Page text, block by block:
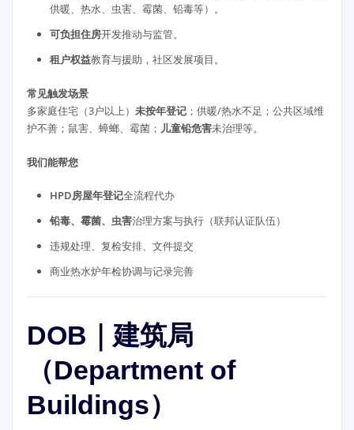
供暖、热水、虫害、霉菌、铅毒等）。
可负担住房开发推动与监管。
租户权益教育与援助，社区发展项目。
常见触发场景
多家庭住宅（3户以上） 未按年登记；供暖/热水不足；公共区域维
护不善；鼠害、蟑螂、霉菌； 儿童铅危害未治理等。
我们能帮您
HPD房屋年登记全流程代办
铅毒、霉菌、虫害治理方案与执行（联邦认证队伍）
违规处理、复检安排、文件提交
商业热水炉年检协调与记录完善
DOB｜建筑局
（Department of
Buildings）